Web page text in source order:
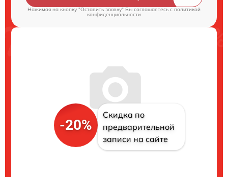
Нажимая на кнопку "Оставить заявку" Вы соглашаетесь cполитикой
конфиденциальности
-20%
Скидка по
предварительной
записи на сайте